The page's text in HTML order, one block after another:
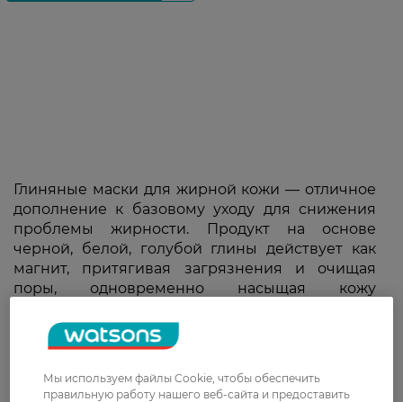
Глиняные маски для жирной кожи — отличное
дополнение к базовому уходу для снижения
проблемы жирности. Продукт на основе
черной, белой, голубой глины действует как
магнит, притягивая загрязнения и очищая
поры, одновременно насыщая кожу
микроэлементами.
Мы используем файлы Cookie, чтобы обеспечить
правильную работу нашего веб-сайта и предоставить